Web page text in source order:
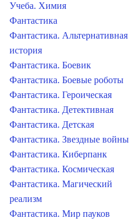
Учеба. Химия
Фантастика
Фантастика. Альтернативная
история
Фантастика. Боевик
Фантастика. Боевые роботы
Фантастика. Героическая
Фантастика. Детективная
Фантастика. Детская
Фантастика. Звездные войны
Фантастика. Киберпанк
Фантастика. Космическая
Фантастика. Магический
реализм
Фантастика. Мир пауков